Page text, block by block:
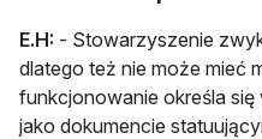
E.H: - Stowarzyszenie
dlatego też nie może mieć
funkcjonowanie określa się
jako dokumencie